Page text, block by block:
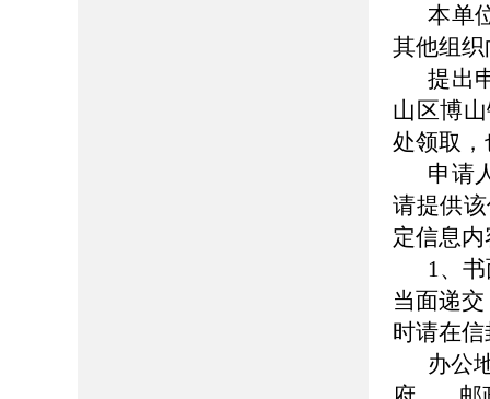
本单
其他组
提出
山区博
处领取
申请
请提供
定信息
1、
当面递
时请在
办公